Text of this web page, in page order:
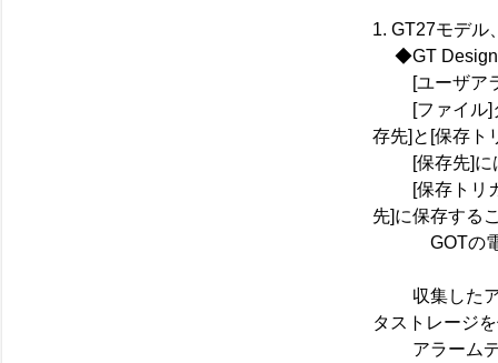
1. GT27モデル
◆GT
[ユーザアラ
[ファイル]タ
存先]と[保存ト
[保存先]には
[保存トリガ]
先]に保存する
GOTの電源
収集したア
タストレージ
アラームデ